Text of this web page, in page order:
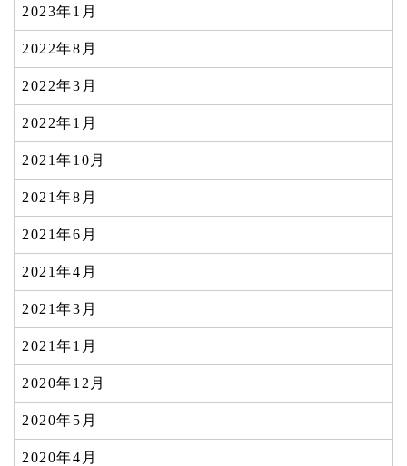
2023年1月
2022年8月
2022年3月
2022年1月
2021年10月
2021年8月
2021年6月
2021年4月
2021年3月
2021年1月
2020年12月
2020年5月
2020年4月